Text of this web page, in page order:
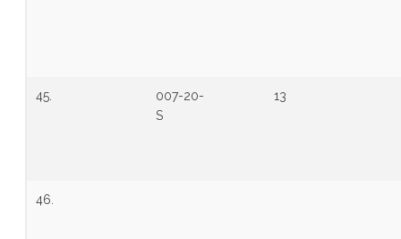
45.
007-20-
S
13
46.